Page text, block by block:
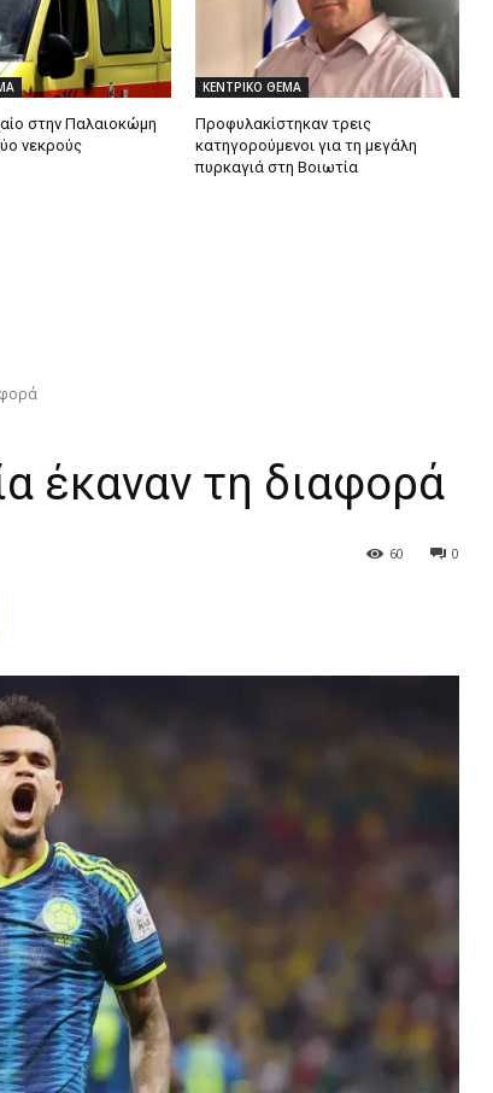
στην Παλαιοκώμη
νεκρούς
ΚΕΝΤΡΙΚΟ ΘΕΜΑ
Προφυλακίστηκαν τρεις
κατηγορούμενοι για τη μεγάλη
πυρκαγιά στη Βοιωτία